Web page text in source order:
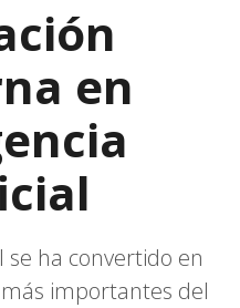
en
se ha convertido en
importantes del